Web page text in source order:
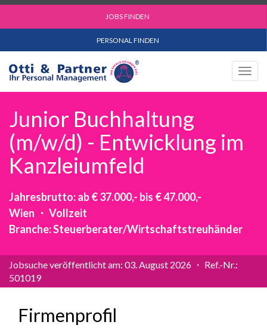
JOBS FINDEN
PERSONAL FINDEN
Junior Buchhaltung
(m/w/d) - Entwicklung im
Kanzleiumfeld
Jahresbrutto: ab € 37.000,- bis € 47.000,-
Wien ・ Vollzeit
Branche: Steuerberater/Wirtschaftstreuhänder
Jobsuche veröffentlicht am: 03. August 2026 ・ Ref.-Nr.:
501019
Firmenprofil